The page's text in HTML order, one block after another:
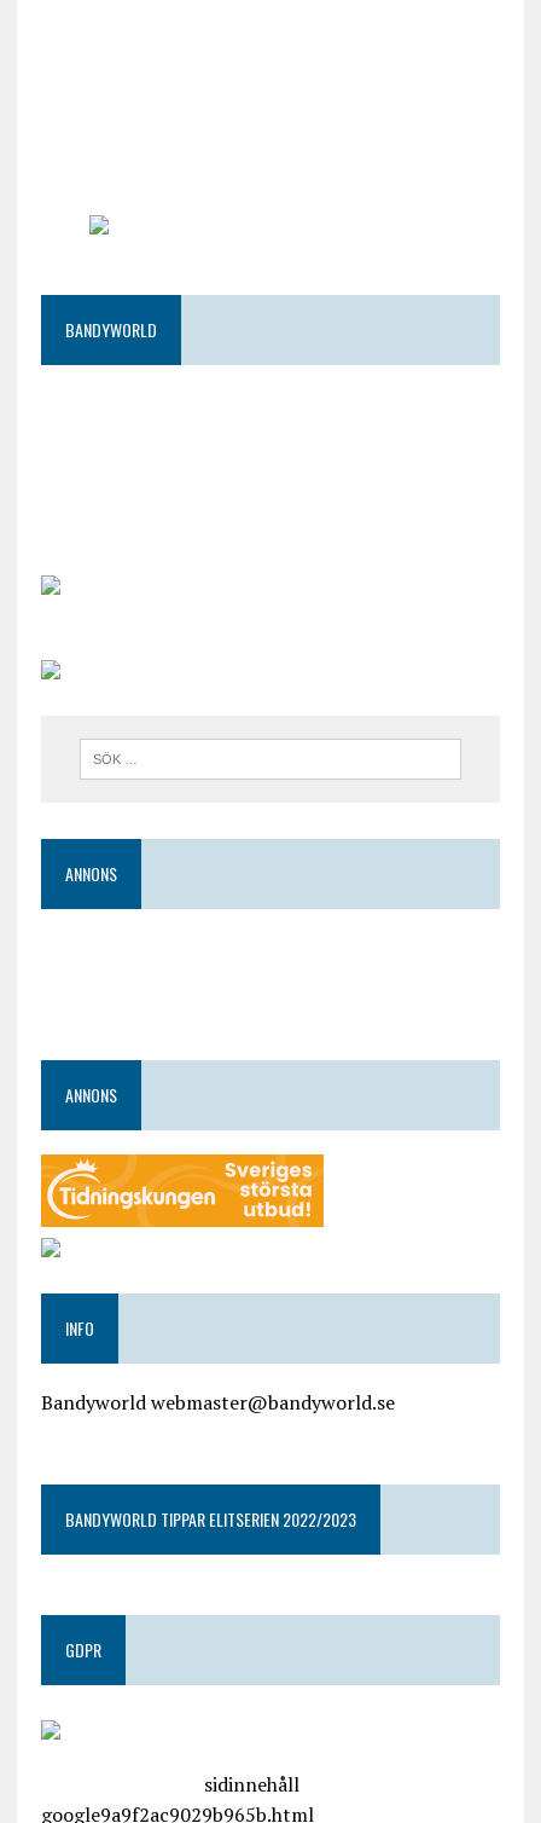
BANDYWORLD
ANNONS
ANNONS
INFO
Bandyworld webmaster@bandyworld.se
BANDYWORLD TIPPAR ELITSERIEN 2022/2023
GDPR
sidinnehåll
google9a9f2ac9029b965b.html